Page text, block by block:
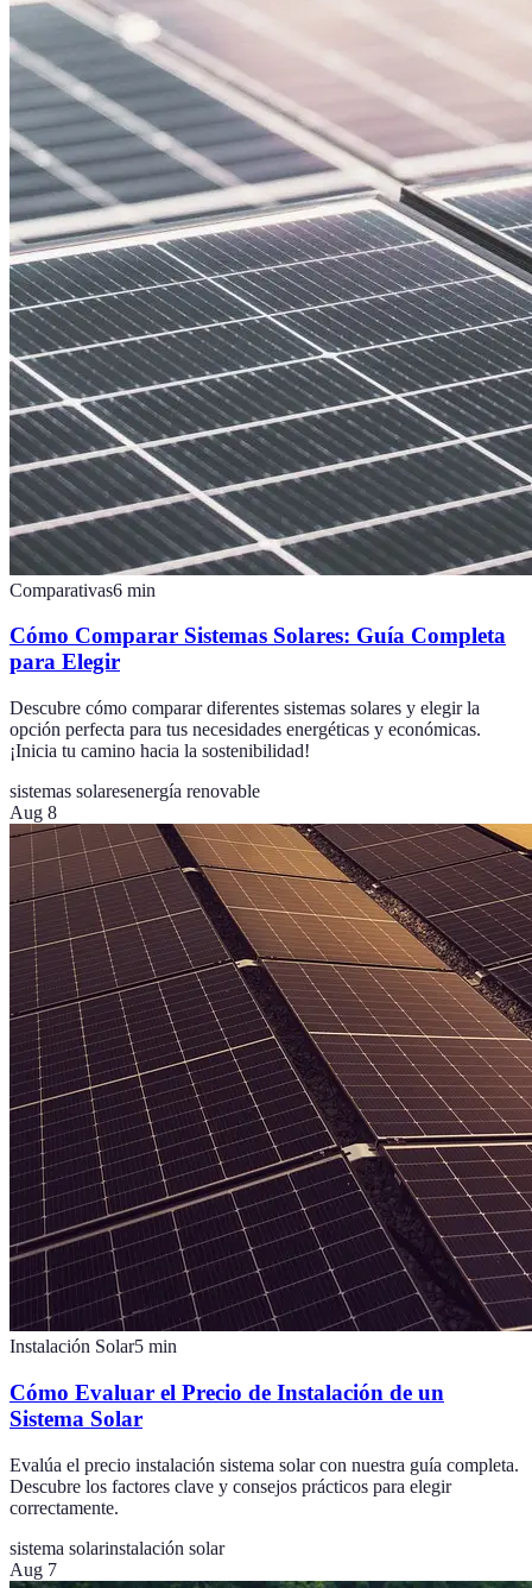
Comparativas6 min
Cómo Comparar Sistemas Solares: Guía Completa
para Elegir
Descubre cómo comparar diferentes sistemas solares y elegir la
opción perfecta para tus necesidades energéticas y económicas.
¡Inicia tu camino hacia la sostenibilidad!
sistemas solaresenergía renovable
Aug 8
Instalación Solar5 min
Cómo Evaluar el Precio de Instalación de un
Sistema Solar
Evalúa el precio instalación sistema solar con nuestra guía completa.
Descubre los factores clave y consejos prácticos para elegir
correctamente.
sistema solarinstalación solar
Aug 7